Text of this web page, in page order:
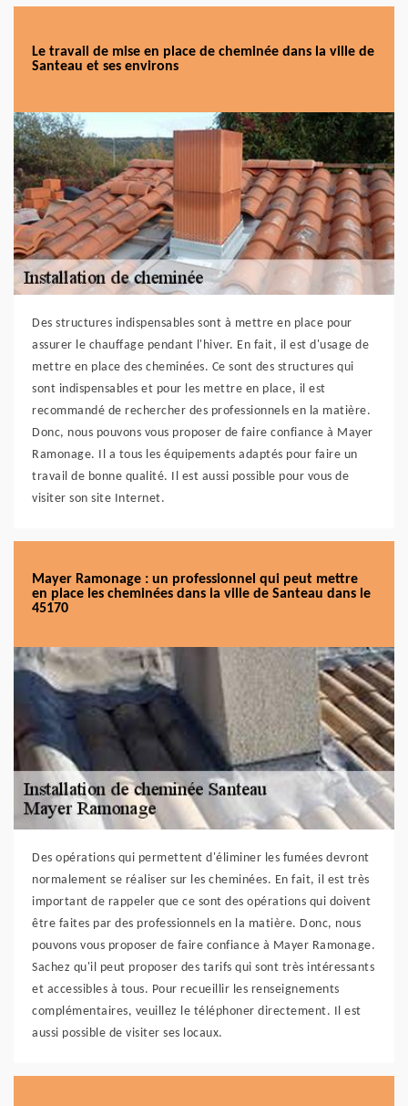
Le travail de mise en place de cheminée dans la ville de
Santeau et ses environs
Des structures indispensables sont à mettre en place pour
assurer le chauffage pendant l'hiver. En fait, il est d'usage de
mettre en place des cheminées. Ce sont des structures qui
sont indispensables et pour les mettre en place, il est
recommandé de rechercher des professionnels en la matière.
Donc, nous pouvons vous proposer de faire confiance à Mayer
Ramonage. Il a tous les équipements adaptés pour faire un
travail de bonne qualité. Il est aussi possible pour vous de
visiter son site Internet.
Mayer Ramonage : un professionnel qui peut mettre
en place les cheminées dans la ville de Santeau dans le
45170
Des opérations qui permettent d'éliminer les fumées devront
normalement se réaliser sur les cheminées. En fait, il est très
important de rappeler que ce sont des opérations qui doivent
être faites par des professionnels en la matière. Donc, nous
pouvons vous proposer de faire confiance à Mayer Ramonage.
Sachez qu'il peut proposer des tarifs qui sont très intéressants
et accessibles à tous. Pour recueillir les renseignements
complémentaires, veuillez le téléphoner directement. Il est
aussi possible de visiter ses locaux.